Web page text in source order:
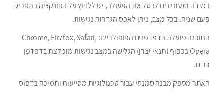
במידה ומעוניינים לבטל את הפעולה, יש ללחוץ על הפונקציה בתפריט
פעם שניה. בכל מצב, ניתן לאפס הגדרות נגישות.
התוכנה פועלת בדפדפנים הפופולריים: Chrome, Firefox, Safari,
Opera בכפוף (תנאי יצרן) הגלישה במצב נגישות מומלצת בדפדפן
כרום.
האתר מספק מבנה סמנטי עבור טכנולוגיות מסייעות ותמיכה בדפוס